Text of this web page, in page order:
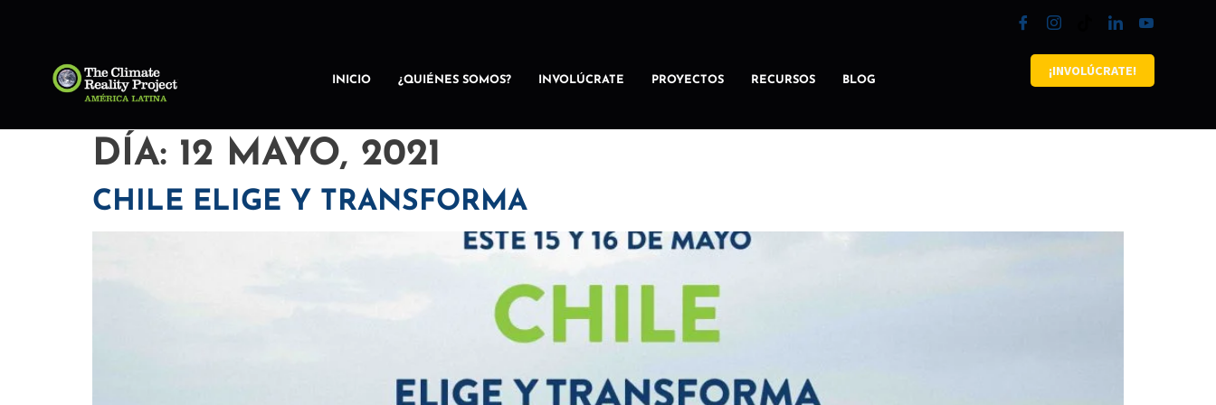
INICIO ¿QUIÉNES SOMOS? INVOLÚCRATE PROYECTOS RECURSOS BLOG
¡INVOLÚCRATE!
DÍA: 12 MAYO, 2021
CHILE ELIGE Y TRANSFORMA